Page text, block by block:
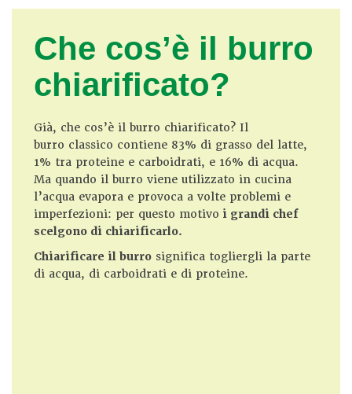
Che cos’è il burro
chiarificato?
Già, che cos’è il burro chiarificato? Il
burro classico contiene 83% di grasso del latte,
1% tra proteine e carboidrati, e 16% di acqua.
Ma quando il burro viene utilizzato in cucina
l’acqua evapora e provoca a volte problemi e
imperfezioni: per questo motivo i grandi chef
scelgono di chiarificarlo.
Chiarificare il burro significa togliergli la parte
di acqua, di carboidrati e di proteine.